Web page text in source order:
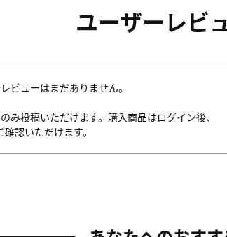
ユーザーレビ
ビューはまだありません。
み投稿いただけます。購入商品はログイン後、
確認いただけます。